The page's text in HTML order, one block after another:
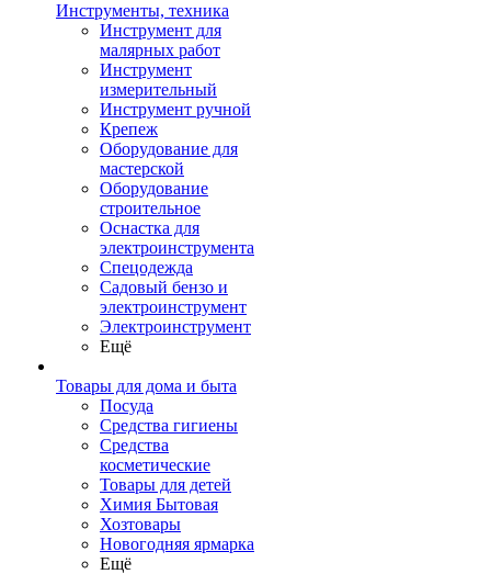
Инструменты, техника
Инструмент для
малярных работ
Инструмент
измерительный
Инструмент ручной
Крепеж
Оборудование для
мастерской
Оборудование
строительное
Оснастка для
электроинструмента
Спецодежда
Садовый бензо и
электроинструмент
Электроинструмент
Ещё
Товары для дома и быта
Посуда
Средства гигиены
Средства
косметические
Товары для детей
Химия Бытовая
Хозтовары
Новогодняя ярмарка
Ещё